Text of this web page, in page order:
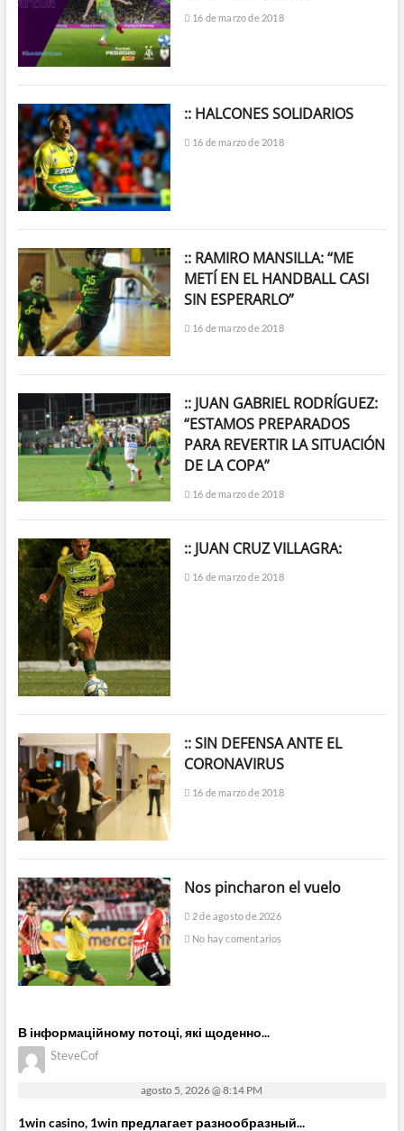
16 de marzo de 2018
:: HALCONES SOLIDARIOS
16 de marzo de 2018
:: RAMIRO MANSILLA: “ME
METÍ EN EL HANDBALL CASI
SIN ESPERARLO”
16 de marzo de 2018
:: JUAN GABRIEL RODRÍGUEZ:
“ESTAMOS PREPARADOS
PARA REVERTIR LA SITUACIÓN
DE LA COPA”
16 de marzo de 2018
:: JUAN CRUZ VILLAGRA:
16 de marzo de 2018
:: SIN DEFENSA ANTE EL
CORONAVIRUS
16 de marzo de 2018
Nos pincharon el vuelo
2 de agosto de 2026
No hay comentarios
В інформаційному потоці, які щоденно...
SteveCof
agosto 5, 2026 @ 8:14 PM
1win casino, 1win предлагает разнообразный...